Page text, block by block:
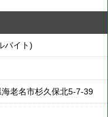
バイト)
老名市杉久保北5-7-39